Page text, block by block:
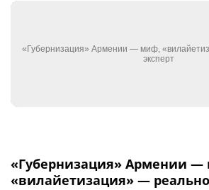
«Губернизация» Армении
«вилайетизация» —